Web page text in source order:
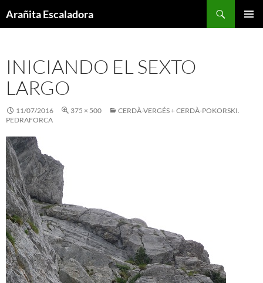
toArañita Escaladora
INICIANDO EL SEXTO
LARGO
11/07/2016 375 × 500
CERDÀ-VERGÉS + CERDÀ-POKORSKI.
PEDRAFORCA